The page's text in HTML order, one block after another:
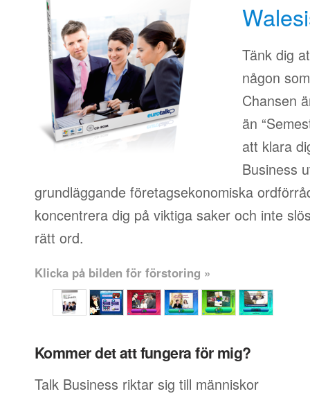
Tänk dig
någon
Chansen
än
att klara
Business
grundläggande företagsekonomiska
koncentrera dig på viktiga saker och inte
rätt ord.
Klicka på bilden för förstoring »
Kommer det att fungera för mig?
Talk Business riktar sig till människor